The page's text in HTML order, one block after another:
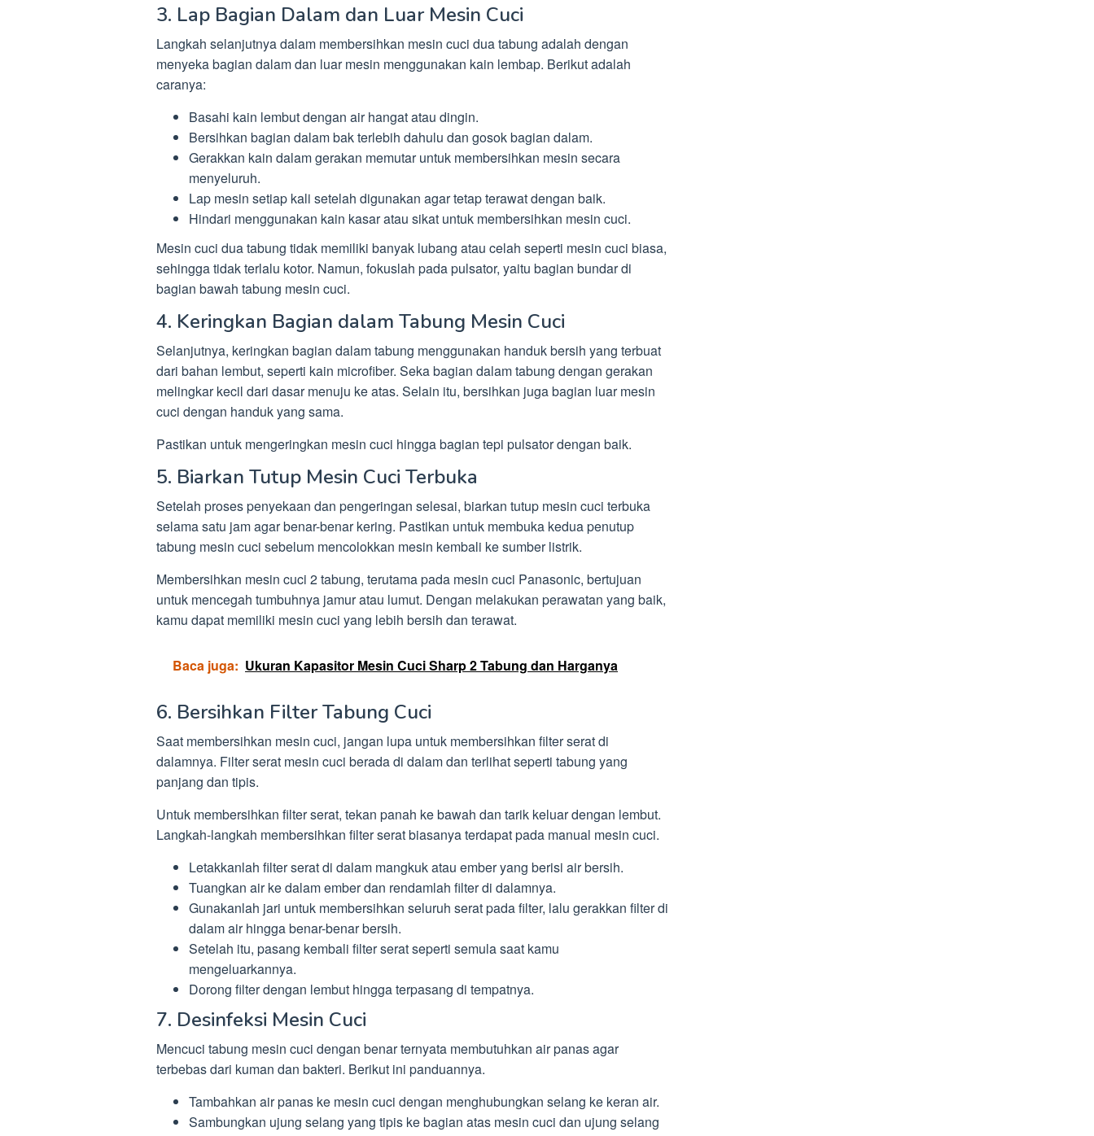
3. Lap Bagian Dalam dan Luar Mesin Cuci
Langkah selanjutnya dalam membersihkan mesin cuci dua tabung adalah dengan
menyeka bagian dalam dan luar mesin menggunakan kain lembap. Berikut adalah
caranya:
Basahi kain lembut dengan air hangat atau dingin.
Bersihkan bagian dalam bak terlebih dahulu dan gosok bagian dalam.
Gerakkan kain dalam gerakan memutar untuk membersihkan mesin secara
menyeluruh.
Lap mesin setiap kali setelah digunakan agar tetap terawat dengan baik.
Hindari menggunakan kain kasar atau sikat untuk membersihkan mesin cuci.
Mesin cuci dua tabung tidak memiliki banyak lubang atau celah seperti mesin cuci biasa,
sehingga tidak terlalu kotor. Namun, fokuslah pada pulsator, yaitu bagian bundar di
bagian bawah tabung mesin cuci.
4. Keringkan Bagian dalam Tabung Mesin Cuci
Selanjutnya, keringkan bagian dalam tabung menggunakan handuk bersih yang terbuat
dari bahan lembut, seperti kain microfiber. Seka bagian dalam tabung dengan gerakan
melingkar kecil dari dasar menuju ke atas. Selain itu, bersihkan juga bagian luar mesin
cuci dengan handuk yang sama.
Pastikan untuk mengeringkan mesin cuci hingga bagian tepi pulsator dengan baik.
5. Biarkan Tutup Mesin Cuci Terbuka
Setelah proses penyekaan dan pengeringan selesai, biarkan tutup mesin cuci terbuka
selama satu jam agar benar-benar kering. Pastikan untuk membuka kedua penutup
tabung mesin cuci sebelum mencolokkan mesin kembali ke sumber listrik.
Membersihkan mesin cuci 2 tabung, terutama pada mesin cuci Panasonic, bertujuan
untuk mencegah tumbuhnya jamur atau lumut. Dengan melakukan perawatan yang baik,
kamu dapat memiliki mesin cuci yang lebih bersih dan terawat.
Baca juga: Ukuran Kapasitor Mesin Cuci Sharp 2 Tabung dan Harganya
6. Bersihkan Filter Tabung Cuci
Saat membersihkan mesin cuci, jangan lupa untuk membersihkan filter serat di
dalamnya. Filter serat mesin cuci berada di dalam dan terlihat seperti tabung yang
panjang dan tipis.
Untuk membersihkan filter serat, tekan panah ke bawah dan tarik keluar dengan lembut.
Langkah-langkah membersihkan filter serat biasanya terdapat pada manual mesin cuci.
Letakkanlah filter serat di dalam mangkuk atau ember yang berisi air bersih.
Tuangkan air ke dalam ember dan rendamlah filter di dalamnya.
Gunakanlah jari untuk membersihkan seluruh serat pada filter, lalu gerakkan filter di
dalam air hingga benar-benar bersih.
Setelah itu, pasang kembali filter serat seperti semula saat kamu
mengeluarkannya.
Dorong filter dengan lembut hingga terpasang di tempatnya.
7. Desinfeksi Mesin Cuci
Mencuci tabung mesin cuci dengan benar ternyata membutuhkan air panas agar
terbebas dari kuman dan bakteri. Berikut ini panduannya.
Tambahkan air panas ke mesin cuci dengan menghubungkan selang ke keran air.
Sambungkan ujung selang yang tipis ke bagian atas mesin cuci dan ujung selang